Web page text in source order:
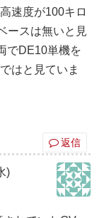
速度が100キロ
ースは無いと見
でDE10単機を
はと見ていま
返信
)